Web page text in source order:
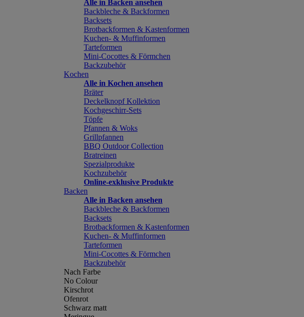
Alle in Backen ansehen
Backbleche & Backformen
Backsets
Brotbackformen & Kastenformen
Kuchen- & Muffinformen
Tarteformen
Mini-Cocottes & Förmchen
Backzubehör
Kochen
Alle in Kochen ansehen
Bräter
Deckelknopf Kollektion
Kochgeschirr-Sets
Töpfe
Pfannen & Woks
Grillpfannen
BBQ Outdoor Collection
Bratreinen
Spezialprodukte
Kochzubehör
Online-exklusive Produkte
Backen
Alle in Backen ansehen
Backbleche & Backformen
Backsets
Brotbackformen & Kastenformen
Kuchen- & Muffinformen
Tarteformen
Mini-Cocottes & Förmchen
Backzubehör
Nach Farbe
No Colour
Kirschrot
Ofenrot
Schwarz matt